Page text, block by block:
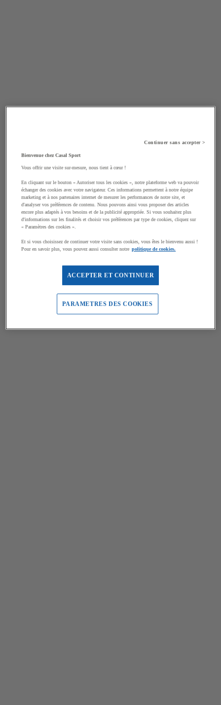
Continuer sans accepter >
Bienvenue chez Casal Sport
Vous offrir une visite sur-mesure, nous tient à cœur !
En cliquant sur le bouton « Autoriser tous les cookies », notre plateforme web va pouvoir
échanger des cookies avec votre navigateur. Ces informations permettent à notre équipe
marketing et à nos partenaires internet de mesurer les performances de notre site, et
d'analyser vos préférences de contenu. Nous pouvons ainsi vous proposer des articles
encore plus adaptés à vos besoins et de la publicité appropriée. Si vous souhaitez plus
d'informations sur les finalités et choisir vos préférences par type de cookies, cliquez sur
« Paramètres des cookies ».
Et si vous choisissez de continuer votre visite sans cookies, vous êtes le bienvenu aussi !
Pour en savoir plus, vous pouvez aussi consulter notre politique de cookies.
ACCEPTER ET CONTINUER
PARAMETRES DES COOKIES